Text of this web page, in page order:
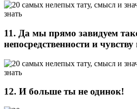
11. Да мы прямо завидуем
непосредственности и
12. И больше ты не одинок!